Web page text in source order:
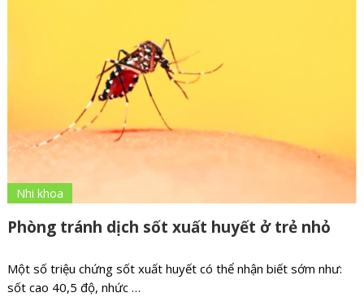
Phòng tránh dịch sốt xuất huyết ở trẻ nhỏ
Nhi khoa
Một số triệu chứng sốt xuất huyết có thể nhận biết sớm như:
sốt cao 40,5 độ, nhức …